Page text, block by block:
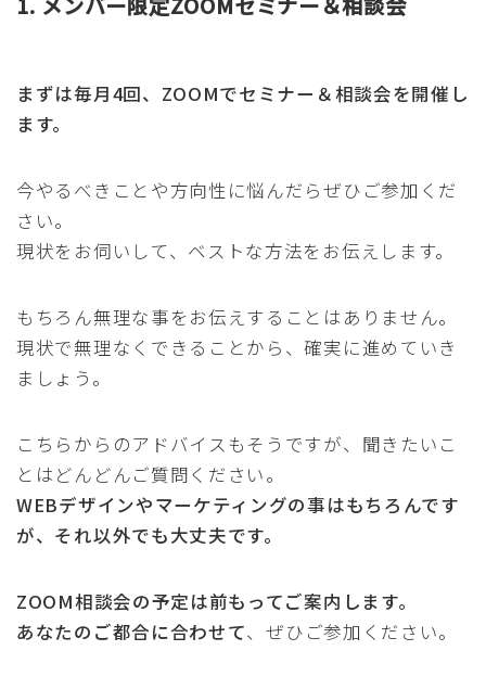
まずは毎月4回、ZOOMでセミナー＆相談会を開催し
ます。
今やるべきことや方向性に悩んだらぜひご参加くだ
さい。
現状をお伺いして、ベストな方法をお伝えします。
もちろん無理な事をお伝えすることはありません。
現状で無理なくできることから、確実に進めていき
ましょう。
こちらからのアドバイスもそうですが、聞きたいこ
とはどんどんご質問ください。
WEBデザインやマーケティングの事はもちろんです
が、それ以外でも大丈夫です。
ZOOM相談会の予定は前もってご案内します。
あなたのご都合に合わせて、ぜひご参加ください。